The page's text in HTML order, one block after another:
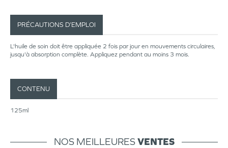
PRÉCAUTIONS D’EMPLOI
L'huile de soin doit être appliquée 2 fois par jour en mouvements circulaires,
jusqu'à absorption complète. Appliquez pendant au moins 3 mois.
CONTENU
125ml
NOS MEILLEURESVENTES